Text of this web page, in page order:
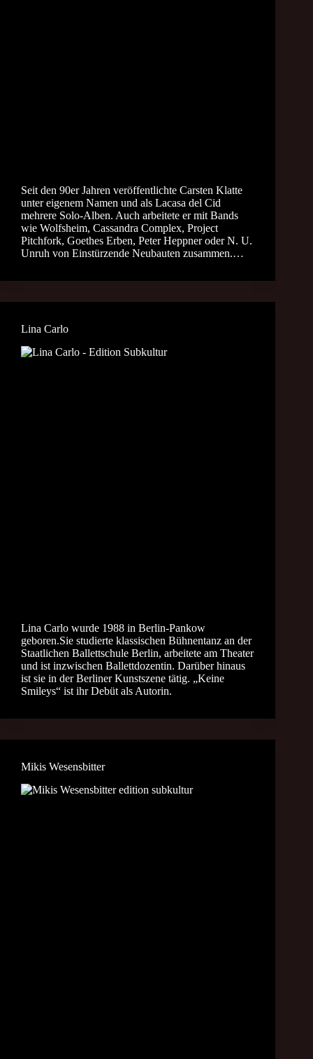
Seit den 90er Jahren veröffentlichte Carsten Klatte
unter eigenem Namen und als Lacasa del Cid
mehrere Solo-Alben. Auch arbeitete er mit Bands
wie Wolfsheim, Cassandra Complex, Project
Pitchfork, Goethes Erben, Peter Heppner oder N. U.
Unruh von Einstürzende Neubauten zusammen.…
Lina Carlo
Lina Carlo wurde 1988 in Berlin-Pankow
geboren.Sie studierte klassischen Bühnentanz an der
Staatlichen Ballettschule Berlin, arbeitete am Theater
und ist inzwischen Ballettdozentin. Darüber hinaus
ist sie in der Berliner Kunstszene tätig. „Keine
Smileys“ ist ihr Debüt als Autorin.
Mikis Wesensbitter